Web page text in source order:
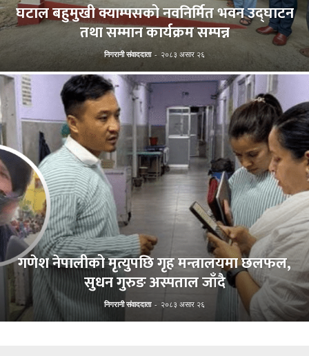
घटाल बहुमुखी क्याम्पसको नवनिर्मित भवन उद्घाटन
तथा सम्मान कार्यक्रम सम्पन्न
निगरानी संवाददाता - २०८३ असार २६
गणेश नेपालीको मृत्युपछि गृह मन्त्रालयमा छलफल,
सुधन गुरुङ अस्पताल जाँदै
निगरानी संवाददाता - २०८३ असार २६